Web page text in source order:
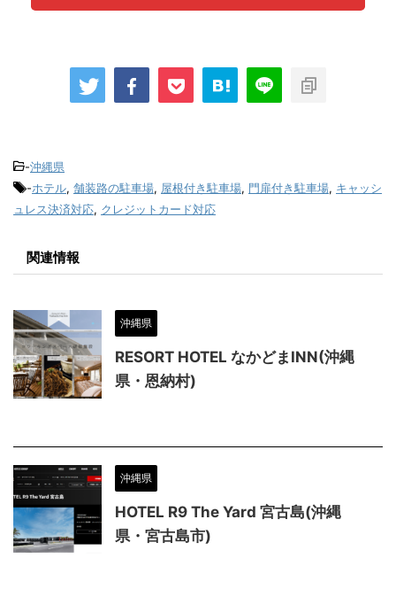
-沖縄県
-ホテル, 舗装路の駐車場, 屋根付き駐車場, 門扉付き駐車場, キャッシ
ュレス決済対応, クレジットカード対応
関連情報
沖縄県
RESORT HOTEL なかどまINN(沖縄
県・恩納村)
沖縄県
HOTEL R9 The Yard 宮古島(沖縄
県・宮古島市)